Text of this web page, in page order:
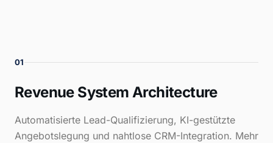
01
Revenue System Architecture
Automatisierte Lead-Qualifizierung, KI-gestützte
Angebotslegung und nahtlose CRM-Integration. Mehr